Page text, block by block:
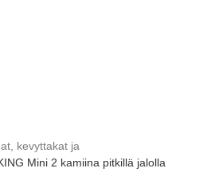
kevyttakat ja
Mini 2 kamiina pitkillä jalolla